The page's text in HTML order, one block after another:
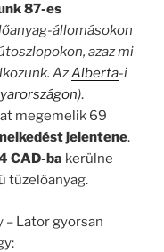
87-es
állomásokon
azaz mi
AzAlberta-i
).
megemelik 69
jelentene.
CAD-ba kerülne
tüzelőanyag.
– Lator gyorsan